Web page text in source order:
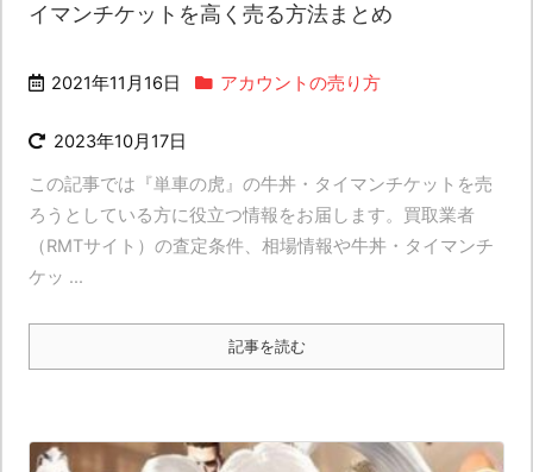
イマンチケットを高く売る方法まとめ
2021年11月16日 アカウントの売り方
2023年10月17日
この記事では『単車の虎』の牛丼・タイマンチケットを売
ろうとしている方に役立つ情報をお届します。買取業者
（RMTサイト）の査定条件、相場情報や牛丼・タイマンチ
ケッ ...
記事を読む